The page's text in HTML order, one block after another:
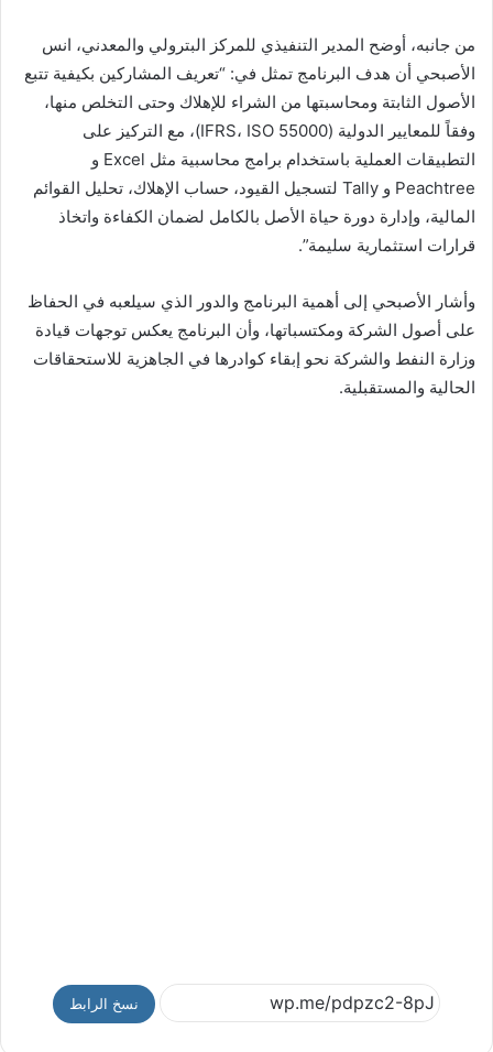
من جانبه، أوضح المدير التنفيذي للمركز البترولي والمعدني، انس
الأصبحي أن هدف البرنامج تمثل في: “تعريف المشاركين بكيفية تتبع
الأصول الثابتة ومحاسبتها من الشراء للإهلاك وحتى التخلص منها،
وفقاً للمعايير الدولية (IFRS، ISO 55000)، مع التركيز على
التطبيقات العملية باستخدام برامج محاسبية مثل Excel و
Peachtree و Tally لتسجيل القيود، حساب الإهلاك، تحليل القوائم
المالية، وإدارة دورة حياة الأصل بالكامل لضمان الكفاءة واتخاذ
قرارات استثمارية سليمة”.
وأشار الأصبحي إلى أهمية البرنامج والدور الذي سيلعبه في الحفاظ
على أصول الشركة ومكتسباتها، وأن البرنامج يعكس توجهات قيادة
وزارة النفط والشركة نحو إبقاء كوادرها في الجاهزية للاستحقاقات
الحالية والمستقبلية.
نسخ الرابط